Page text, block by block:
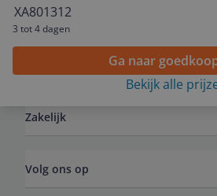
3 tot 4 dagen
Ga naar
Bekijk alle
Service
Zakelijk
Volg ons op